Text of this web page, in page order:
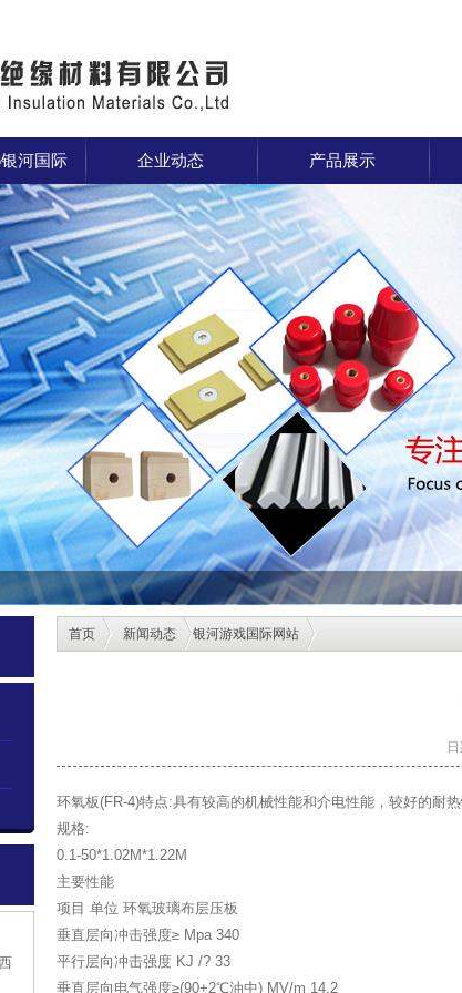
河国际 企业动态 产品展示
首页 新闻动态 银河游戏国际网站
环氧板(FR-4)特点:具有较高的机械性能和介电性能，较好的耐
规格:
0.1-50*1.02M*1.22M
主要性能
项目 单位 环氧玻璃布层压板
垂直层向冲击强度≥ Mpa 340
平行层向冲击强度 KJ /? 33
垂直层向电气强度≥(90+2℃油中) MV/m 14.2